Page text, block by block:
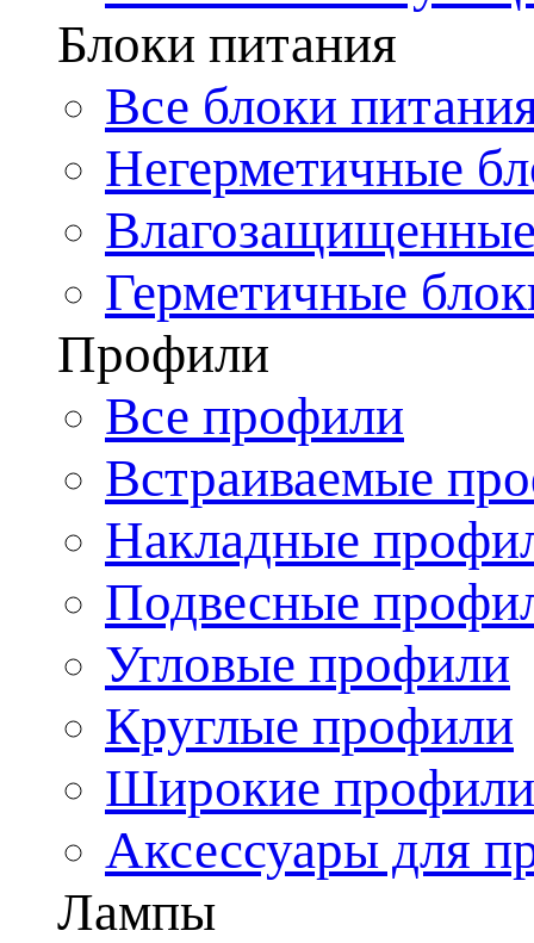
Блоки питания
Все блоки
Негерметичные
Герметичные
Профили
Все профили
Встраиваемые
Накладные
Подвесные
Угловые профили
Круглые профили
Широкие профили
Аксессуары для
Лампы